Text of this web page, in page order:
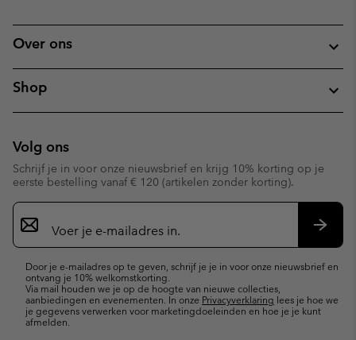
Over ons
Shop
Volg ons
Schrijf je in voor onze nieuwsbrief en krijg 10% korting op je
eerste bestelling vanaf € 120 (artikelen zonder korting).
Aanmelden
voor
e-
Door je e-mailadres op te geven, schrijf je je in voor onze nieuwsbrief en
ontvang je 10% welkomstkorting.
Via mail houden we je op de hoogte van nieuwe collecties,
aanbiedingen en evenementen. In onze Privacyverklaring lees je hoe we
je gegevens verwerken voor marketingdoeleinden en hoe je je kunt
afmelden.